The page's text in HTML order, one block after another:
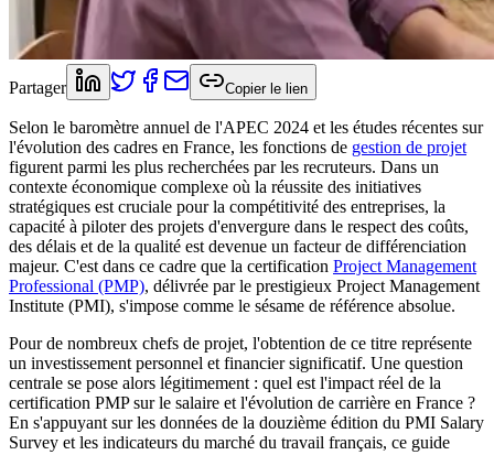
Partager Copier le lien
Selon le baromètre annuel de l'APEC 2024 et les études récentes sur
l'évolution des cadres en France, les fonctions de gestion de projet
figurent parmi les plus recherchées par les recruteurs. Dans un
contexte économique complexe où la réussite des initiatives
stratégiques est cruciale pour la compétitivité des entreprises, la
capacité à piloter des projets d'envergure dans le respect des coûts,
des délais et de la qualité est devenue un facteur de différenciation
majeur. C'est dans ce cadre que la certification Project Management
Professional (PMP), délivrée par le prestigieux Project Management
Institute (PMI), s'impose comme le sésame de référence absolue.
Pour de nombreux chefs de projet, l'obtention de ce titre représente
un investissement personnel et financier significatif. Une question
centrale se pose alors légitimement : quel est l'impact réel de la
certification PMP sur le salaire et l'évolution de carrière en France ?
En s'appuyant sur les données de la douzième édition du PMI Salary
Survey et les indicateurs du marché du travail français, ce guide